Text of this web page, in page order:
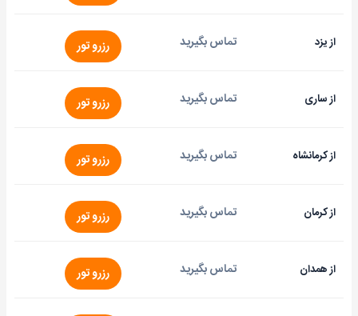
از یزد تماس بگیرید رزرو تور
از ساری تماس بگیرید رزرو تور
از کرمانشاه تماس بگیرید رزرو تور
از کرمان تماس بگیرید رزرو تور
از همدان تماس بگیرید رزرو تور